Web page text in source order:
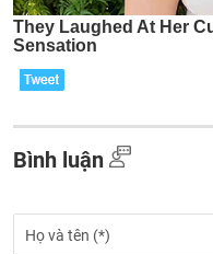
Bình luận